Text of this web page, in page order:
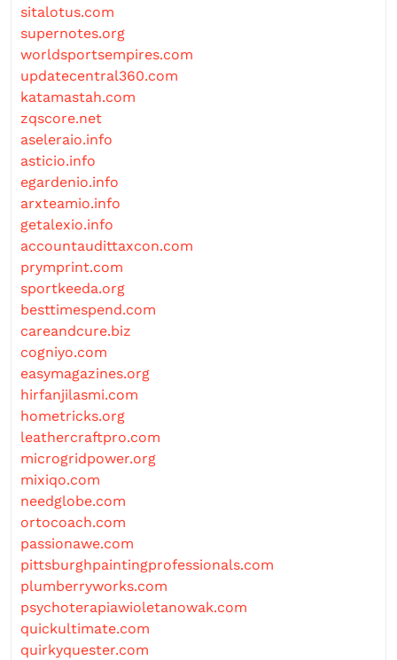
sitalotus.com
supernotes.org
worldsportsempires.com
updatecentral360.com
katamastah.com
zqscore.net
aseleraio.info
asticio.info
egardenio.info
arxteamio.info
getalexio.info
accountaudittaxcon.com
prymprint.com
sportkeeda.org
besttimespend.com
careandcure.biz
cogniyo.com
easymagazines.org
hirfanjilasmi.com
hometricks.org
leathercraftpro.com
microgridpower.org
mixiqo.com
needglobe.com
ortocoach.com
passionawe.com
pittsburghpaintingprofessionals.com
plumberryworks.com
psychoterapiawioletanowak.com
quickultimate.com
quirkyquester.com